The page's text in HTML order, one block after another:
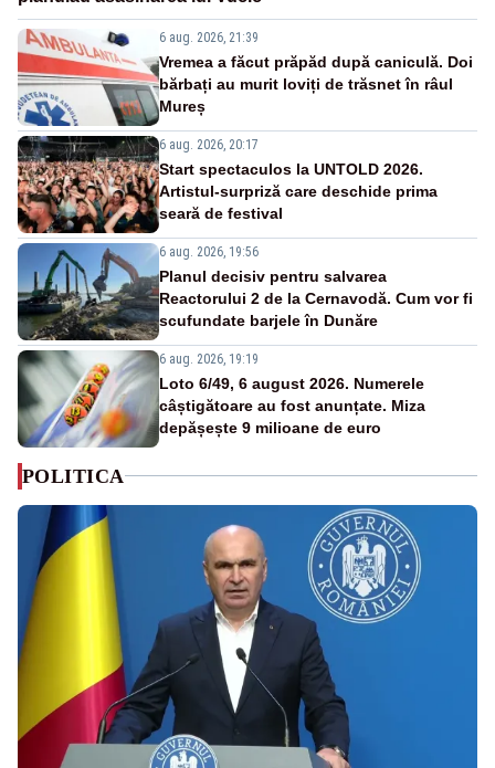
6 aug. 2026, 21:39
Vremea a făcut prăpăd după caniculă. Doi
bărbați au murit loviți de trăsnet în râul
Mureș
6 aug. 2026, 20:17
Start spectaculos la UNTOLD 2026.
Artistul-surpriză care deschide prima
seară de festival
6 aug. 2026, 19:56
Planul decisiv pentru salvarea
Reactorului 2 de la Cernavodă. Cum vor fi
scufundate barjele în Dunăre
6 aug. 2026, 19:19
Loto 6/49, 6 august 2026. Numerele
câștigătoare au fost anunțate. Miza
depășește 9 milioane de euro
POLITICA